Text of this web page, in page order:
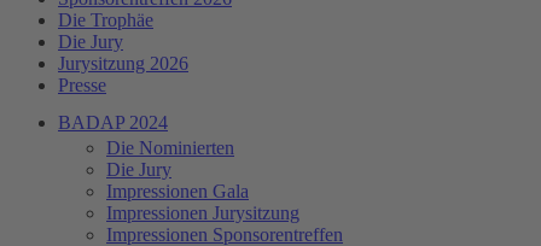
Die Trophäe
Die Jury
Jurysitzung 2026
Presse
BADAP 2024
Die Nominierten
Die Jury
Impressionen Gala
Impressionen Jurysitzung
Impressionen Sponsorentreffen